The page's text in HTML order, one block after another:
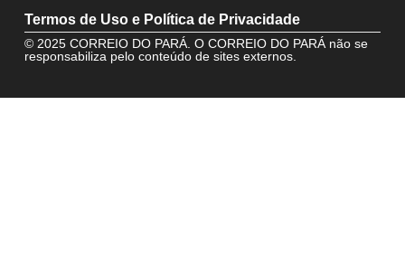
Termos de Uso e Política de Privacidade
© 2025 CORREIO DO PARÁ. O CORREIO DO PARÁ não se
responsabiliza pelo conteúdo de sites externos.